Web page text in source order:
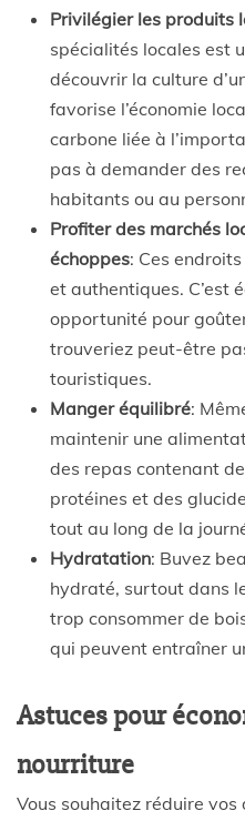
Privilégier les produits
spécialités locales est
découvrir la culture
favorise l’économie
carbone liée à
pas à demander des
habitants ou au
Profiter des marchés
échoppes: Ces
et authentiques. C’est
opportunité pour
trouveriez peut-être
touristiques.
Manger équilibré:
maintenir une
des repas contenant
protéines et des
tout au long de la
Hydratation: Buvez
hydraté, surtout dans
trop consommer de
qui peuvent entraîner
Astuces pour
nourriture
Vous souhaitez réduire